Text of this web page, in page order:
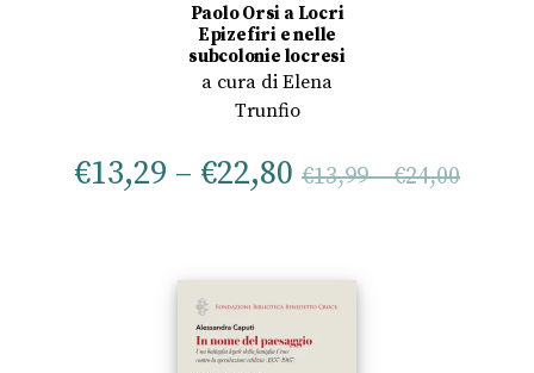
Paolo Orsi a Locri
Epizefiri e nelle
subcolonie locresi
a cura di Elena
Trunfio
€13,29 – €22,80 €13,99–€24,00